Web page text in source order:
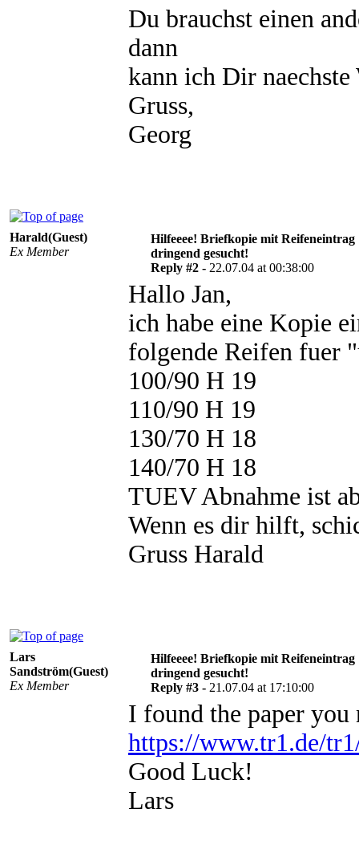
Du brauchst einen
dann
kann ich Dir
Gruss,
Georg
Harald(Guest)
Ex Member
Hilfeeee! Briefkopie mit Reifeneintrag
dringend gesucht!
Reply #2 - 22.07.04 at 00:38:00
Hallo Jan,
ich habe eine Kopie
folgende Reifen fuer
100/90 H 19
110/90 H 19
130/70 H 18
140/70 H 18
TUEV Abnahme ist
Wenn es dir hilft,
Gruss Harald
Lars
Sandström(Guest)
Ex Member
Hilfeeee! Briefkopie mit Reifeneintrag
dringend gesucht!
Reply #3 - 21.07.04 at 17:10:00
I found the paper you
https://www.tr1.de/
Good Luck!
Lars